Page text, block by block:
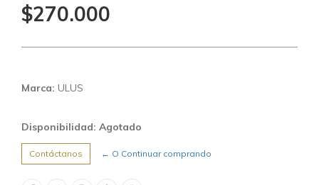
$270.000
Marca: ULUS
Disponibilidad: Agotado
Contáctanos ← O Continuar comprando